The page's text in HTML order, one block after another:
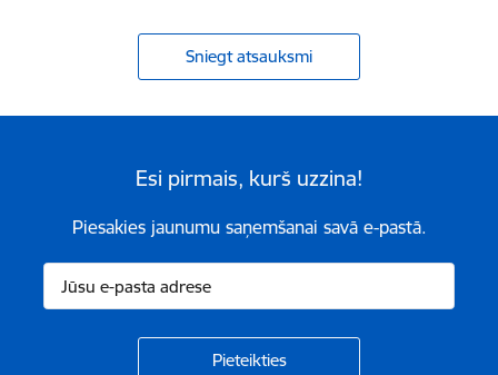
Sniegt atsauksmi
Esi pirmais, kurš uzzina!
Piesakies jaunumu saņemšanai savā e-pastā.